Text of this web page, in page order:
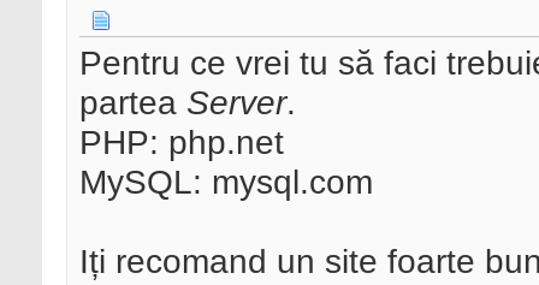
Pentru ce vrei tu să faci
partea Server.
PHP: php.net
MySQL: mysql.com
Iți recomand un site foarte